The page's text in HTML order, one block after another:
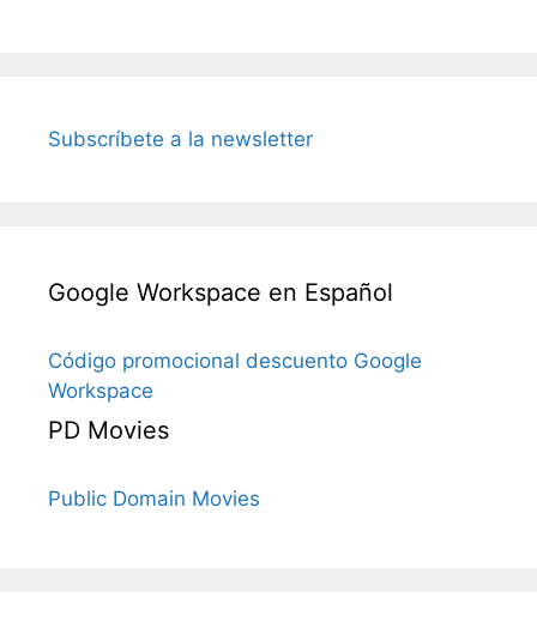
Subscríbete a la newsletter
Google Workspace en Español
Código promocional descuento Google
Workspace
PD Movies
Public Domain Movies